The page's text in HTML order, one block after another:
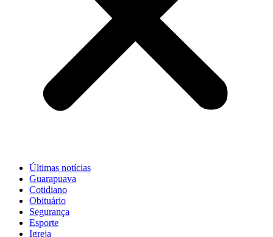
Últimas notícias
Guarapuava
Cotidiano
Obituário
Segurança
Esporte
Igreja